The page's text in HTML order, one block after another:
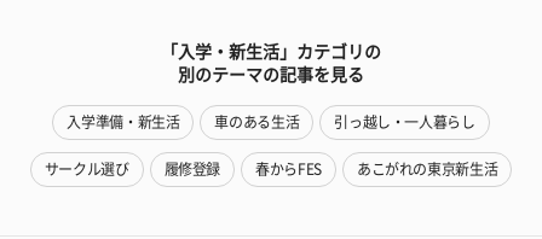
「入学・新生活」カテゴリの
別のテーマの記事を見る
入学準備・新生活 車のある生活 引っ越し・一人暮らし
サークル選び 履修登録 春からFES あこがれの東京新生活